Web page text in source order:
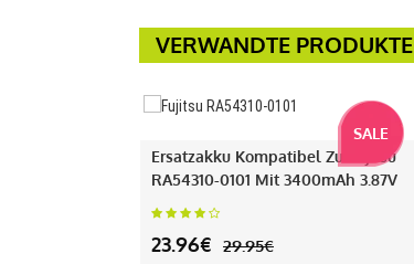
VERWANDTE PRODUKTE
SALE
Ersatzakku Kompatibel Zu Fujitsu
RA54310-0101 Mit 3400mAh 3.87V
23.96€ 29.95€